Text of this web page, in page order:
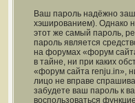
Ваш пароль надёжно
хэшированием). Однако
этот же самый пароль,
пароль является
на форумах «форум
в тайне, ни при каких
«форум сайта renju.in»,
лицо не вправе
забудете ваш пароль к
воспользоваться